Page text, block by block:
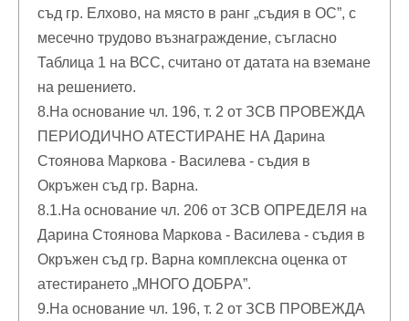
съд гр. Елхово, на място в ранг „съдия в ОС”, с
месечно трудово възнаграждение, съгласно
Таблица 1 на ВСС, считано от датата на вземане
на решението.
8.На основание чл. 196, т. 2 от ЗСВ ПРОВЕЖДА
ПЕРИОДИЧНО АТЕСТИРАНЕ НА Дарина
Стоянова Маркова - Василева - съдия в
Окръжен съд гр. Варна.
8.1.На основание чл. 206 от ЗСВ ОПРЕДЕЛЯ на
Дарина Стоянова Маркова - Василева - съдия в
Окръжен съд гр. Варна комплексна оценка от
атестирането „МНОГО ДОБРА”.
9.На основание чл. 196, т. 2 от ЗСВ ПРОВЕЖДА